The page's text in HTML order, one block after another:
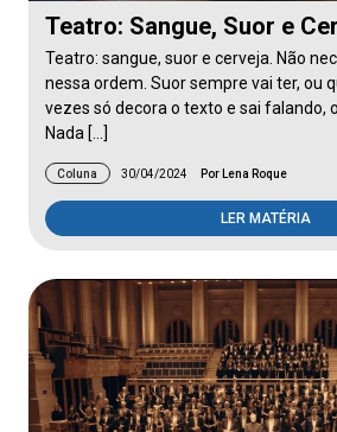
Teatro: Sangue, Suor e
Teatro: sangue, suor e cerveja. Não
nessa ordem. Suor sempre vai ter, ou
vezes só decora o texto e sai falando,
Nada […]
Coluna 30/04/2024 Por Lena Roque
LER MATÉRIA